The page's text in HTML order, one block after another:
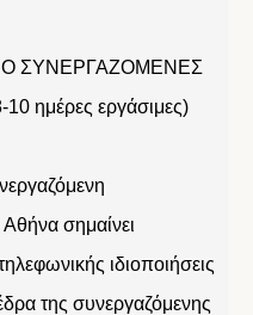
ΣΥΝΕΡΓΑΖΟΜΕΝΕΣ
ημέρες εργάσιμες)
σημαίνει
ιδιοποιήσεις
της συνεργαζόμενης